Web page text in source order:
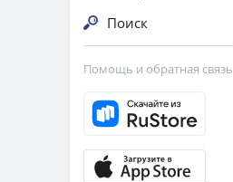
Поиск
Помощь и обратная связь